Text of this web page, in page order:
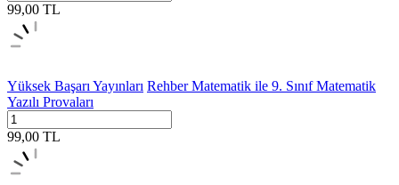
99,00 TL
Yüksek Başarı Yayınları Rehber Matematik ile 9. Sınıf Matematik
Yazılı Provaları
99,00 TL